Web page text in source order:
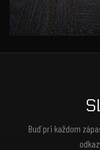
Buď pri každom